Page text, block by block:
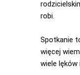
robi.
Spotkanie
więcej
wiele lęków